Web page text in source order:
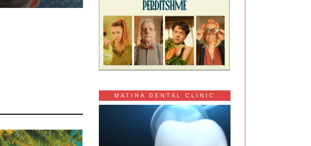
MATINA DENTAL CLINIC